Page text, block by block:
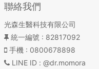
聯絡我們
光森生醫科技有限公司
統一編號 : 82817092
手機 : 0800678898
LINE ID : @dr.momora